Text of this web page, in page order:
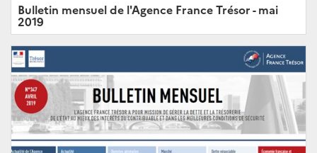
Bulletin mensuel de l'Agence France Trésor - mai
2019